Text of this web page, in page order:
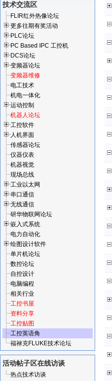
技术交流区
FLIR红外热像论坛
更多往期有奖活动
PLC论坛
PC Based IPC 工控机
DCS论坛
变频器论坛
变频器维修
电工技术
机电一体化
运动控制
机器人论坛
工控软件
人机界面
传感器论坛
仪器仪表
机器视觉
现场总线
工业以太网
串口通信
无线通信
研华物联网论坛
嵌入式系统
电力自动化
绘图设计软件
单片机论坛
数控论坛
自控设计
电脑编程
相关行业
工控书屋
资料分享
工控贴图
工控英语角
福禄克FLUKE技术论坛
活动帖子区在线访谈
热点技术访谈